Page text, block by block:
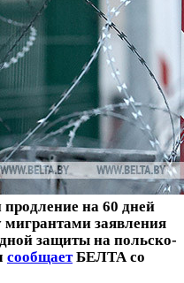
на 60 дней
мигрантами заявления
защиты на польско-
сообщает БЕЛТА со